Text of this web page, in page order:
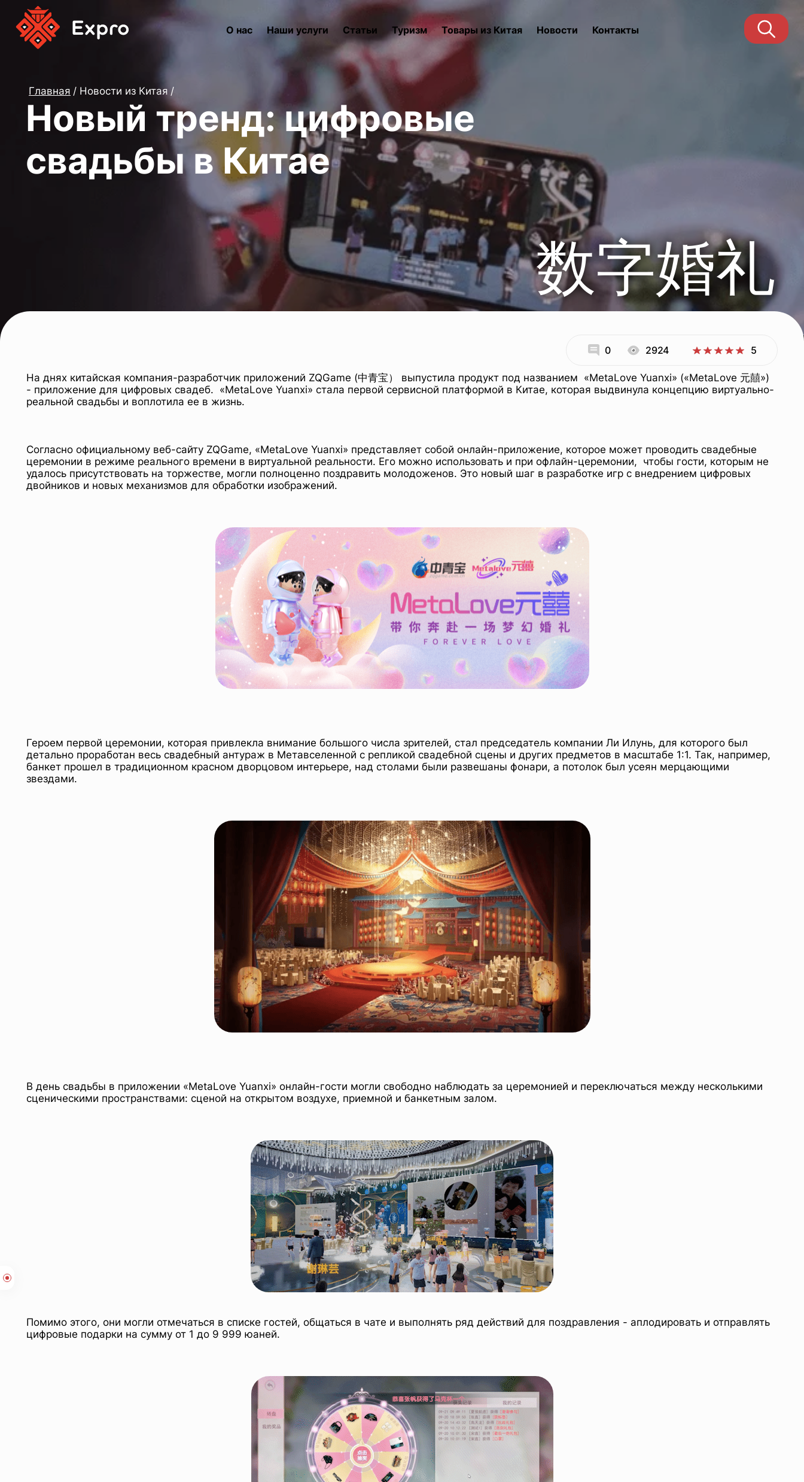
О нас Наши услуги Статьи Туризм Товары из Китая Новости Контакты
数字婚礼
Главная Новости из Китая
Новый тренд: цифровые
свадьбы в Китае
0 2924 5
На днях китайская компания-разработчик приложений ZQGame (中青宝） выпустила продукт под названием «MetaLove Yuanxi» («MetaLove 元囍»)
- приложение для цифровых свадеб. «MetaLove Yuanxi» стала первой сервисной платформой в Китае, которая выдвинула концепцию виртуально-
реальной свадьбы и воплотила ее в жизнь.
Согласно официальному веб-сайту ZQGame, «MetaLove Yuanxi» представляет собой онлайн-приложение, которое может проводить свадебные
церемонии в режиме реального времени в виртуальной реальности. Его можно использовать и при офлайн-церемонии, чтобы гости, которым не
удалось присутствовать на торжестве, могли полноценно поздравить молодоженов. Это новый шаг в разработке игр с внедрением цифровых
двойников и новых механизмов для обработки изображений.
Героем первой церемонии, которая привлекла внимание большого числа зрителей, стал председатель компании Ли Илунь, для которого был
детально проработан весь свадебный антураж в Метавселенной с репликой свадебной сцены и других предметов в масштабе 1:1. Так, например,
банкет прошел в традиционном красном дворцовом интерьере, над столами были развешаны фонари, а потолок был усеян мерцающими
звездами.
В день свадьбы в приложении «MetaLove Yuanxi» онлайн-гости могли свободно наблюдать за церемонией и переключаться между несколькими
сценическими пространствами: сценой на открытом воздухе, приемной и банкетным залом.
Помимо этого, они могли отмечаться в списке гостей, общаться в чате и выполнять ряд действий для поздравления - аплодировать и отправлять
цифровые подарки на сумму от 1 до 9 999 юаней.